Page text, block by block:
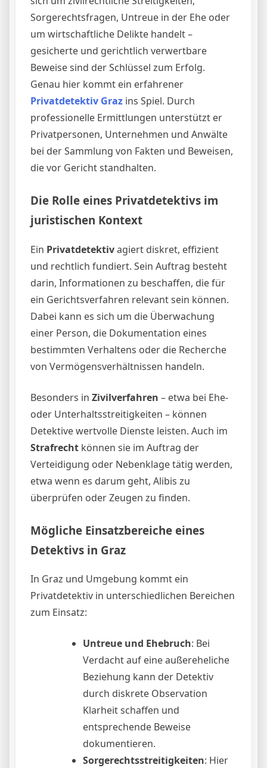
Sorgerechtsfragen, Untreue in der Ehe oder
um wirtschaftliche Delikte handelt –
gesicherte und gerichtlich verwertbare
Beweise sind der Schlüssel zum Erfolg.
Genau hier kommt ein erfahrener
Privatdetektiv Graz ins Spiel. Durch
professionelle Ermittlungen unterstützt er
Privatpersonen, Unternehmen und Anwälte
bei der Sammlung von Fakten und Beweisen,
die vor Gericht standhalten.
Die Rolle eines Privatdetektivs im
juristischen Kontext
Ein Privatdetektivagiert diskret, effizient
und rechtlich fundiert. Sein Auftrag besteht
darin, Informationen zu beschaffen, die für
ein Gerichtsverfahren relevant sein können.
Dabei kann es sich um die Überwachung
einer Person, die Dokumentation eines
bestimmten Verhaltens oder die Recherche
von Vermögensverhältnissen handeln.
Besonders in Zivilverfahren – etwa bei Ehe-
oder Unterhaltsstreitigkeiten – können
Detektive wertvolle Dienste leisten. Auch im
Strafrecht können sie im Auftrag der
Verteidigung oder Nebenklage tätig werden,
etwa wenn es darum geht, Alibis zu
überprüfen oder Zeugen zu finden.
Mögliche Einsatzbereiche eines
Detektivs in Graz
In Graz und Umgebung kommt ein
Privatdetektiv in unterschiedlichen Bereichen
zum Einsatz:
Untreue und Ehebruch: Bei
Verdacht auf eine außereheliche
Beziehung kann der Detektiv
durch diskrete Observation
Klarheit schaffen und
entsprechende Beweise
dokumentieren.
Sorgerechtsstreitigkeiten: Hier